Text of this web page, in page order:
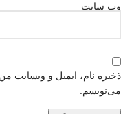
وب‌ سایت
ذخیره نام، ایمیل و وبسایت
می‌نویسم.